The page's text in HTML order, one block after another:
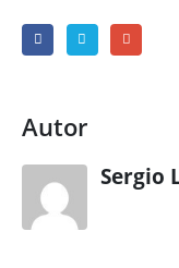
Autor
Sergio